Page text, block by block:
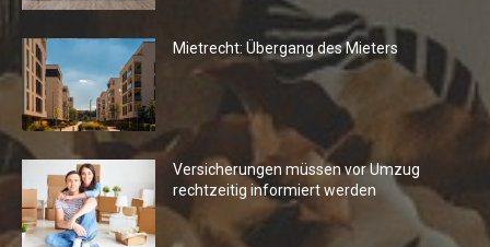
Mietrecht: Übergang des Mieters
Versicherungen müssen vor Umzug
rechtzeitig informiert werden